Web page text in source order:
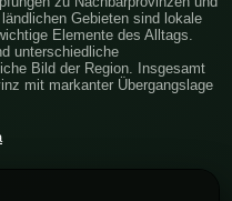
Gebieten sind lokale
Elemente des Alltags.
unterschiedliche
Bild der Region. Insgesamt
mit markanter Übergangslage